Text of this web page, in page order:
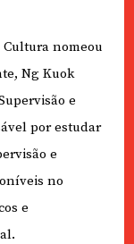
Cultura nomeou
Ng Kuok
e
por estudar
e
no
e